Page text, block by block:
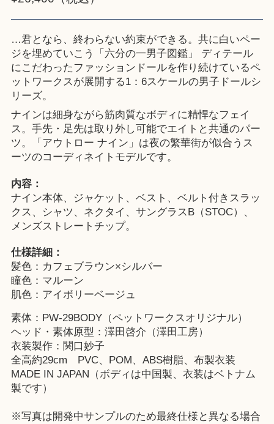
…君となら、終わらない約束ができる。共に白いペー
ジを埋めていこう「六分の一男子図鑑」 ディテール
にこだわったファッションドールを作り続けているペ
ットワークスが展開する1：6スケールの男子ドールシ
リーズ。
ナインは細身ながら筋肉質なボディに精悍なフェイ
ス。手先・足先は取り外し可能でエイトと共通のパー
ツ。「アウトロー ナイン」は夜の繁華街が似合うス
ーツのコーディネイトモデルです。
内容：
ナイン本体、ジャケット、ベスト、ベルト付きスラッ
クス、シャツ、ネクタイ、サングラスB（STOC）、
メンズストレートチップ。
仕様詳細：
髪色：カフェブラウン×シルバー
瞳色：マルーン
肌色：アイボリーベージュ
素体：PW-29BODY（ペットワークスオリジナル）
ヘッド・素体原型：澤田啓介（澤田工房）
衣装製作：関口妙子
全高約29cm PVC、POM、ABS樹脂、布製衣装
MADE IN JAPAN（ボディは中国製、衣装はベトナム
製です）
※写真は開発中サンプルのため最終仕様と異なる場合